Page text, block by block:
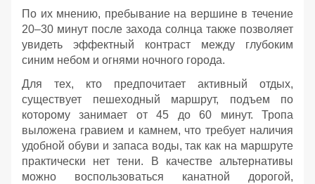
По их мнению, пребывание на вершине в течение
20–30 минут после захода солнца также позволяет
увидеть эффектный контраст между глубоким
синим небом и огнями ночного города.
Для тех, кто предпочитает активный отдых,
существует пешеходный маршрут, подъем по
которому занимает от 45 до 60 минут. Тропа
выложена гравием и камнем, что требует наличия
удобной обуви и запаса воды, так как на маршруте
практически нет тени. В качестве альтернативы
можно воспользоваться канатной дорогой,